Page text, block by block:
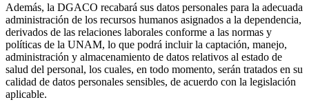
Además, la DGACO recabará sus datos personales para la adecuada
administración de los recursos humanos asignados a la dependencia,
derivados de las relaciones laborales conforme a las normas y
políticas de la UNAM, lo que podrá incluir la captación, manejo,
administración y almacenamiento de datos relativos al estado de
salud del personal, los cuales, en todo momento, serán tratados en su
calidad de datos personales sensibles, de acuerdo con la legislación
aplicable.